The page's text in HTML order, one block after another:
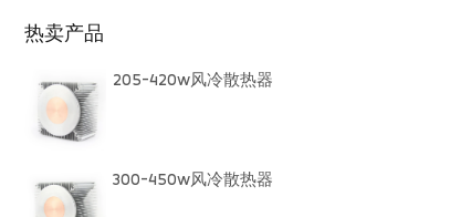
热卖产品
205-420w风冷散热器
300-450w风冷散热器